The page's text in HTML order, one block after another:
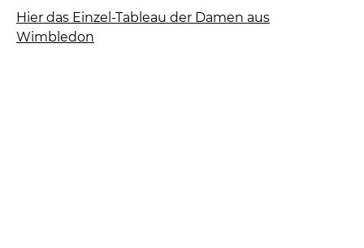
Hier das Einzel-Tableau der Damen aus
Wimbledon